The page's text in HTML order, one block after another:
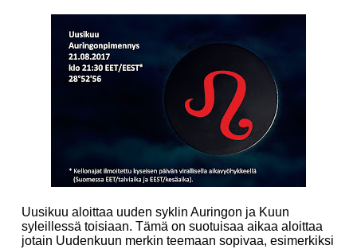
Uusikuu aloittaa uuden syklin Auringon ja Kuun
syleillessä toisiaan. Tämä on suotuisaa aikaa aloittaa
jotain Uudenkuun merkin teemaan sopivaa, esimerkiksi